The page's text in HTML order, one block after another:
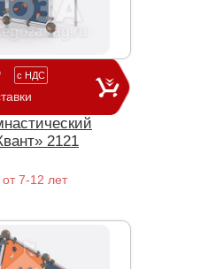
с НДС
2121
от 7-12 лет